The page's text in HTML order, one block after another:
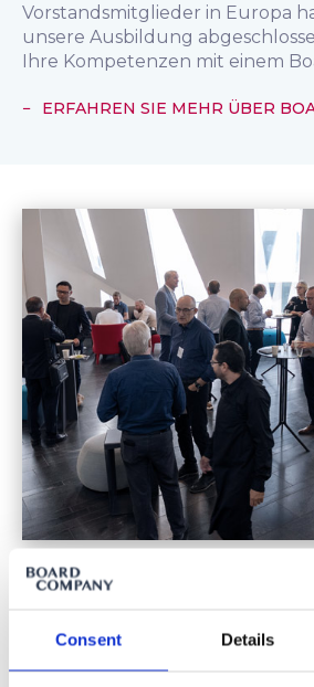
Consent Details
Vorstandsmitglieder in Europa
unsere Ausbildung
Ihre Kompetenzen mit einem
ERFAHREN SIE MEHR ÜBER
Erhalten Sie Zugang zu